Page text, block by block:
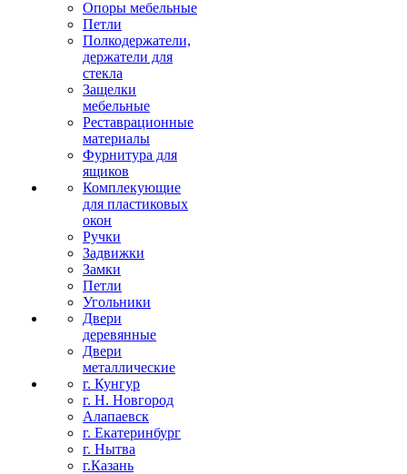
Опоры мебельные
Петли
Полкодержатели,
держатели для
стекла
Защелки
мебельные
Реставрационные
материалы
Фурнитура для
ящиков
Комплекующие
для пластиковых
окон
Ручки
Задвижки
Замки
Петли
Угольники
Двери
деревянные
Двери
металлические
г. Кунгур
г. Н. Новгород
Алапаевск
г. Екатеринбург
г. Нытва
г.Казань